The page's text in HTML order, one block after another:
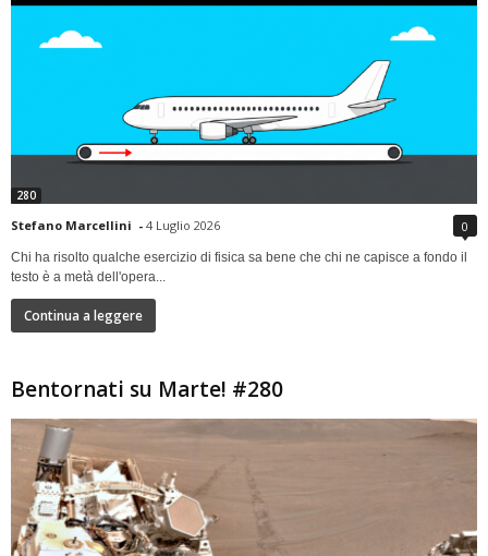
280
Stefano Marcellini - 4 Luglio 2026 0
Chi ha risolto qualche esercizio di fisica sa bene che chi ne capisce a fondo il
testo è a metà dell'opera...
Continua a leggere
Bentornati su Marte! #280